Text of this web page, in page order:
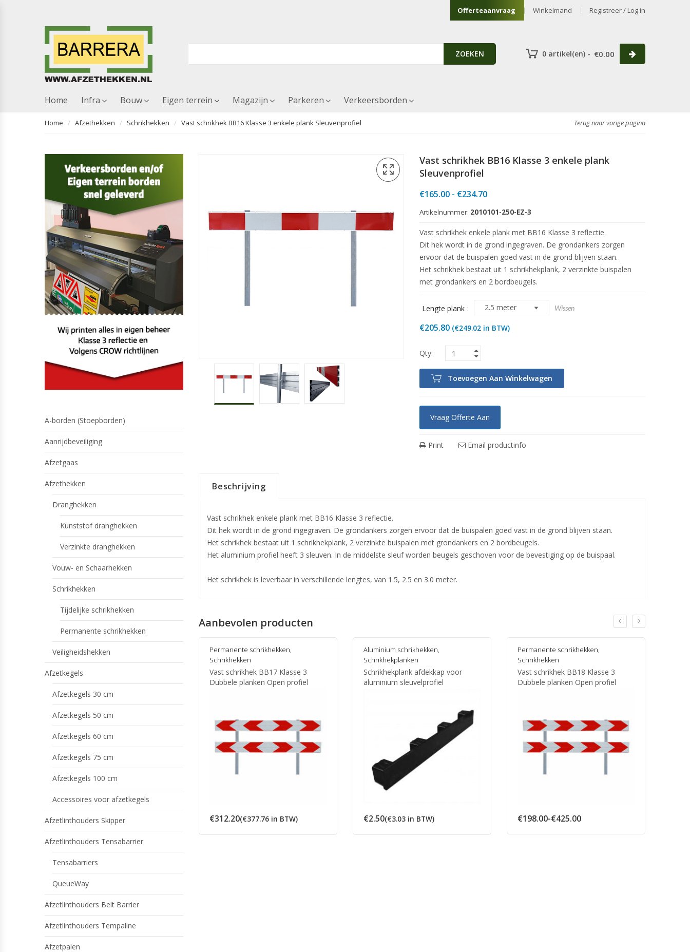
Offerteaanvraag Winkelmand Registreer / Log in
ZOEKEN 0 artikel(en) - €0.00
Home Infra Bouw Eigen terrein Magazijn Parkeren Verkeersborden
Home Afzethekken Schrikhekken Vast schrikhek BB16 Klasse 3 enkele plank Sleuvenprofiel Terug naar vorige pagina
Vast schrikhek BB16 Klasse 3 enkele plank
Sleuvenprofiel
€165.00 - €234.70Prijsklasse:
tot
Artikelnummer: 2010101-250-EZ-3
Vast schrikhek enkele plank met BB16 Klasse 3 reflectie.
Dit hek wordt in de grond ingegraven. De grondankers zorgen
ervoor dat de buispalen goed vast in de grond blijven staan.
Het schrikhek bestaat uit 1 schrikhekplank, 2 verzinkte buispalen
met grondankers en 2 bordbeugels.
Lengte plank Wissen
€205.80 (€249.02 in BTW)
Toevoegen Aan Winkelwagen
Vraag Offerte Aan
Print Email productinfo
Beschrijving
Vast schrikhek enkele plank met BB16 Klasse 3 reflectie.
Dit hek wordt in de grond ingegraven. De grondankers zorgen ervoor dat de buispalen goed vast in de grond blijven staan.
Het schrikhek bestaat uit 1 schrikhekplank, 2 verzinkte buispalen met grondankers en 2 bordbeugels.
Het aluminium profiel heeft 3 sleuven. In de middelste sleuf worden beugels geschoven voor de bevestiging op de buispaal.
Het schrikhek is leverbaar in verschillende lengtes, van 1.5, 2.5 en 3.0 meter.
Aanbevolen producten
Permanente schrikhekken,
Schrikhekken
Vast schrikhek BB17 Klasse 3
Dubbele planken Open profiel
€312.20(€377.76 in BTW)
Aluminium schrikhekken,
Schrikhekplanken
Schrikhekplank afdekkap voor
aluminium sleuvelprofiel
€2.50(€3.03 in BTW)
Permanente schrikhekken,
Schrikhekken
Vast schrikhek BB18 Klasse 3
Dubbele planken Open profiel
€198.00-€425.00Prijsklasse:
A-borden (Stoepborden)
Aanrijdbeveiliging
Afzetgaas
Afzethekken
Dranghekken
Kunststof dranghekken
Verzinkte dranghekken
Vouw- en Schaarhekken
Schrikhekken
Tijdelijke schrikhekken
Permanente schrikhekken
Veiligheidshekken
Afzetkegels
Afzetkegels 30 cm
Afzetkegels 50 cm
Afzetkegels 60 cm
Afzetkegels 75 cm
Afzetkegels 100 cm
Accessoires voor afzetkegels
Afzetlinthouders Skipper
Afzetlinthouders Tensabarrier
Tensabarriers
QueueWay
Afzetlinthouders Belt Barrier
Afzetlinthouders Tempaline
Afzetpalen